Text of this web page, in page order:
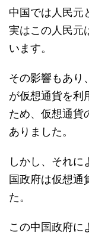
中国では人民元
実はこの人民元
います。
その影響もあり
が仮想通貨を利
ため、仮想通貨
ありました。
しかし、それに
国政府は仮想通
た。
この中国政府に